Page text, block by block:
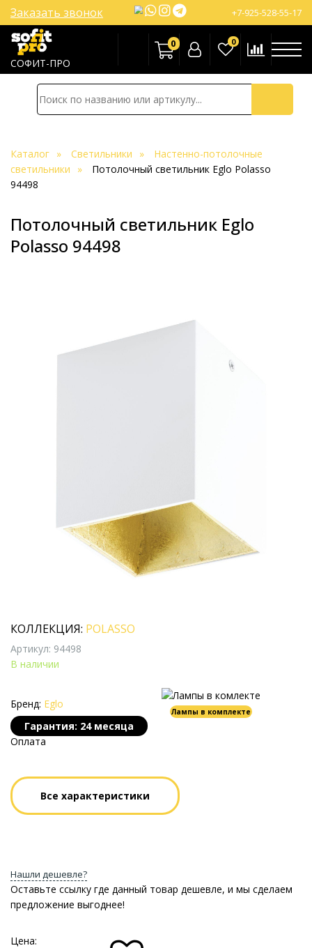
СОФИТ-ПРО
+7-925-528-55-17
Заказать звонок
0 0
Каталог Светильники
Настенно-потолочные
светильники
Потолочный светильник Eglo Polasso
94498
Потолочный светильник Eglo
Polasso 94498
КОЛЛЕКЦИЯ: POLASSO
Артикул: 94498
В наличии
Бренд: Eglo
Гарантия: 24 месяца
Лампы в комплекте
Оплата
Все характеристики
Нашли дешевле?
Оставьте ссылку где данный товар дешевле, и мы сделаем
предложение выгоднее!
Цена: